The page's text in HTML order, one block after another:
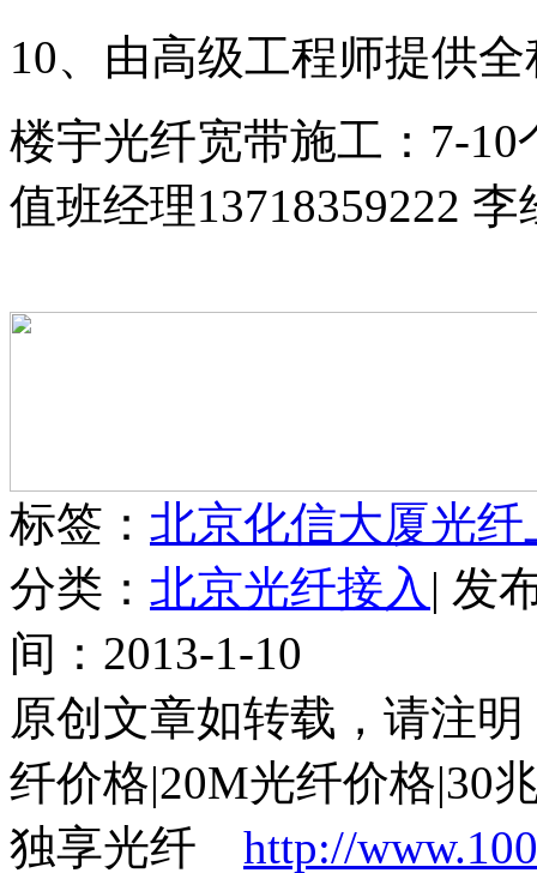
10、由高级工程师提供
楼宇光纤宽带施工：7-
值班经理13718359222 李
标签： 北京化信大厦光纤
分类： 北京光纤接入 | 发
间：2013-1-10
原创文章如转载，请注
纤价格|20M光纤价格|30
独享光纤 http://